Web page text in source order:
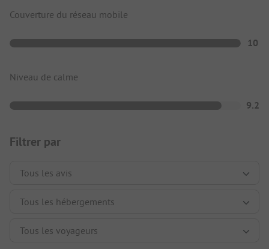
Couverture du réseau mobile
10
Niveau de calme
9.2
Filtrer par